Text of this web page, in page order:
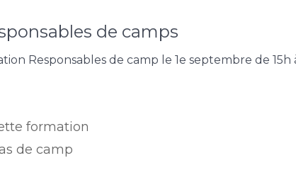
de camps
Responsables de camp le 1e septembre de 15h
formation
de camp